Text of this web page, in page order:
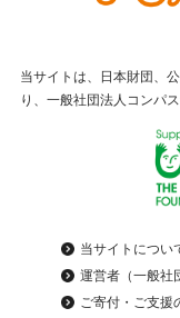
当サイトは、日本財団、
り、一般社団法人コンパ
当サイトについ
運営者（一般社
ご寄付・ご支援